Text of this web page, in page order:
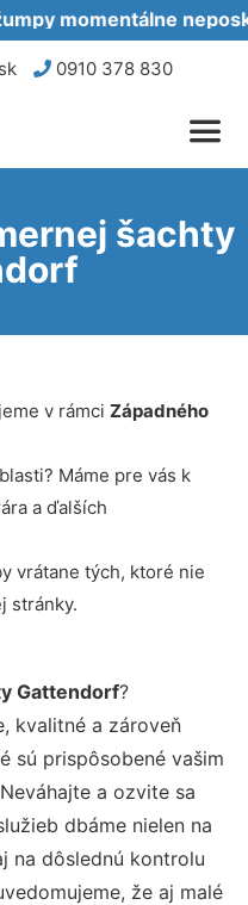
momentálne
0910 378 830
šachty
v rámci Západného
Máme pre vás k
a ďalších
vrátane tých, ktoré nie
stránky.
Gattendorf?
kvalitné a zároveň
sú prispôsobené vašim
a ozvite sa
dbáme nielen na
na dôslednú kontrolu
že aj malé